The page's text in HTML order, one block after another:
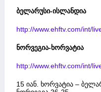
ბელარუსი-ისლანდია
http://www.ehftv.com/int/
ნორვეგია-ხორვატია
http://www.ehftv.com/int/
15 იან. ხორვატია –